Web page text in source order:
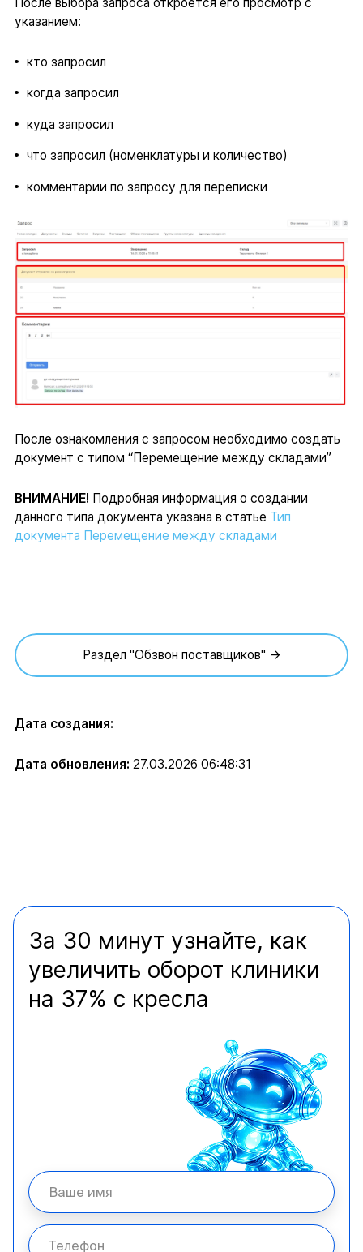
указанием:
кто запросил
когда запросил
куда запросил
что запросил (номенклатуры и количество)
комментарии по запросу для переписки
После ознакомления с запросом необходимо создать
документ с типом “Перемещение между складами”
ВНИМАНИЕ! Подробная информация о создании
данного типа документа указана в статье Тип
документа Перемещение между складами
Раздел "Обзвон поставщиков" →
Дата создания:
Дата обновления: 27.03.2026 06:48:31
За 30 минут узнайте, как
увеличить оборот клиники
на 37% с кресла